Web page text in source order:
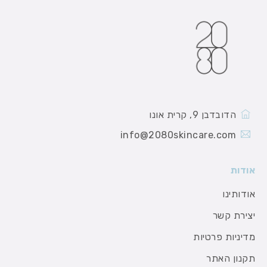
הדובדבן 9, קרית אונו
info@2080skincare.com
אודות
אודותינו
יצירת קשר
מדיניות פרטיות
תקנון האתר